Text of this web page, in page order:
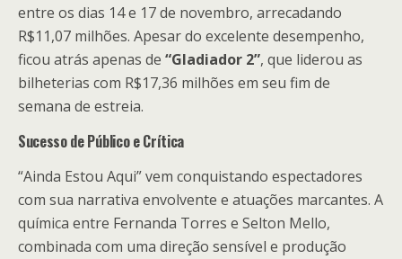
entre os dias 14 e 17 de novembro, arrecadando
R$11,07 milhões. Apesar do excelente desempenho,
ficou atrás apenas de “Gladiador 2”, que liderou as
bilheterias com R$17,36 milhões em seu fim de
semana de estreia.
Sucesso de Público e Crítica
“Ainda Estou Aqui” vem conquistando espectadores
com sua narrativa envolvente e atuações marcantes. A
química entre Fernanda Torres e Selton Mello,
combinada com uma direção sensível e produção